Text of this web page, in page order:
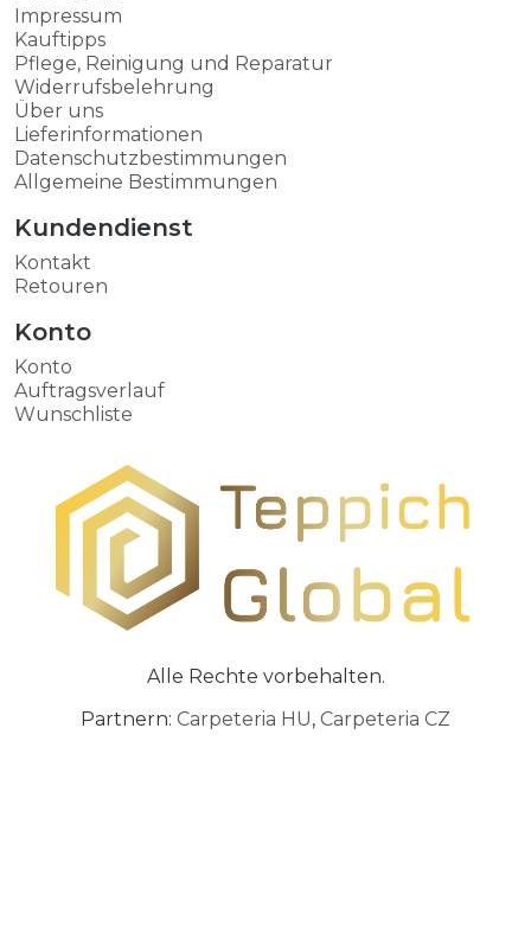
Impressum
Kauftipps
Pflege, Reinigung und Reparatur
Widerrufsbelehrung
Über uns
Lieferinformationen
Datenschutzbestimmungen
Allgemeine Bestimmungen
Kundendienst
Kontakt
Retouren
Konto
Konto
Auftragsverlauf
Wunschliste
Alle Rechte vorbehalten.
Partnern: Carpeteria HU, Carpeteria CZ